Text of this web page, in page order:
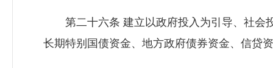
第二十六条 建立以政府投入为引导、社会
长期特别国债资金、地方政府债券资金、信贷